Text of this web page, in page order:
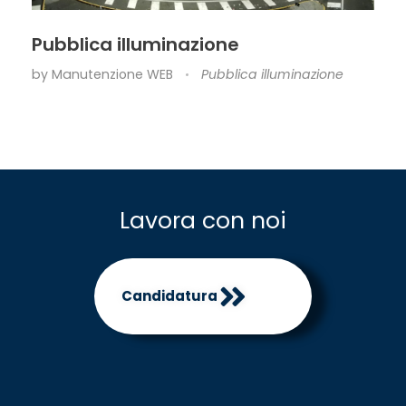
Pubblica illuminazione
by Manutenzione WEB Pubblica illuminazione
Lavora con noi
Candidatura